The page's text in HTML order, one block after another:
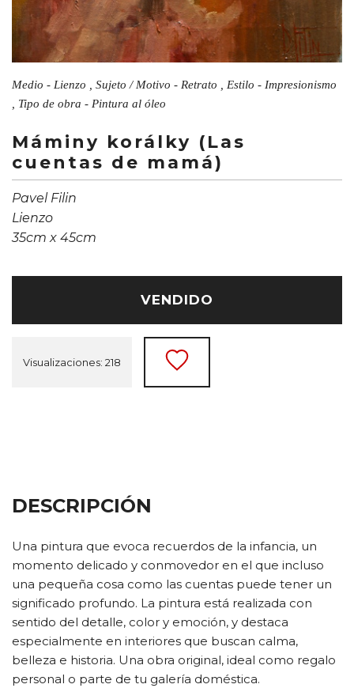
Medio - Lienzo , Sujeto / Motivo - Retrato , Estilo - Impresionismo
, Tipo de obra - Pintura al óleo
Máminy korálky (Las
cuentas de mamá)
Pavel Filin
Lienzo
35cm x 45cm
VENDIDO
Visualizaciones: 218
DESCRIPCIÓN
Una pintura que evoca recuerdos de la infancia, un
momento delicado y conmovedor en el que incluso
una pequeña cosa como las cuentas puede tener un
significado profundo. La pintura está realizada con
sentido del detalle, color y emoción, y destaca
especialmente en interiores que buscan calma,
belleza e historia. Una obra original, ideal como regalo
personal o parte de tu galería doméstica.